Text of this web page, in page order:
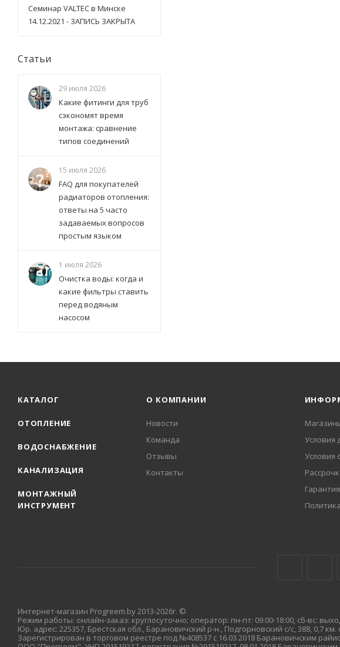
Семинар VALTEC в Минске
14.12.2021 - ЗАПИСЬ ЗАКРЫТА
Статьи
29 июля 2026
Какие фитинги для труб
сэкономят время
монтажа: сравнение
типов соединений
15 июля 2026
FAQ для покупателей
радиаторов отопления:
ответы на 5 часто
задаваемых вопросов
простым языком
1 июля 2026
Очистка воды: когда и
какие фильтры ставить
перед водяным
насосом
КАТАЛОГ
ОТОПЛЕНИЕ
ВОДОСНАБЖЕНИЕ
КАНАЛИЗАЦИЯ
МОНТАЖНЫЙ
ИНСТРУМЕНТ
О КОМПАНИИ
Новости
Команда
Отзывы
Контакты
Условия
Условия
Интернет-магазин Progreem.by 2013-2026г. ©
Режим работы: онлайн-заказ: круглосуточно; оператор: пн-пт: 09:00-18:00, сб-вс:
Юр. адрес: 225357, Брестская обл., Барановичский р-н., Подгорновский с/с, 388, 0,7
Зарегистрирован в торговом реестре под №408537 с 16.03.2018 Барановичским